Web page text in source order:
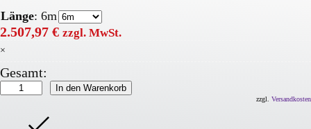
Länge: 6m
2.507,97 € zzgl. MwSt.
×
Gesamt:
Rack-
Mammut
Doppelplanke
In den Warenkorb
zzgl. Versandkosten